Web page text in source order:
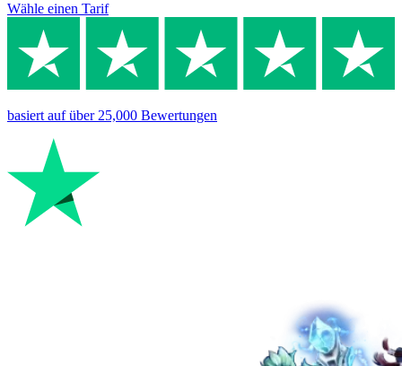
Wähle einen Tarif
basiert aufüber 25,000 Bewertungen